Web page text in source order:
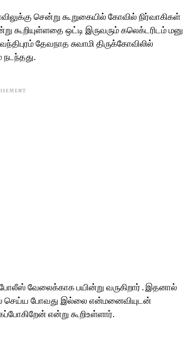
சென்று கூறுகையில் கோவில் நிர்வாகிகள்
கூறியுள்ளதை ஒட்டி இருவரும் கலெக்டரிடம் மனு
தேவநாத சுவாமி திருக்கோவிலில்
நடந்தது.
போலீஸ் வேலைக்காக பயின்று வருகிறார் . இதனால்
போவது இல்லை என்மனைவியுடன்
என்று கூறிஉள்ளார்.